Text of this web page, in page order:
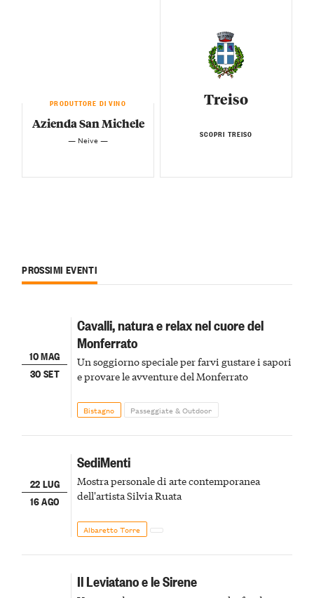
PRODUTTORE DI VINO
Azienda San Michele
— Neive —
Treiso
SCOPRI TREISO
PROSSIMI EVENTI
10 MAG
30 SET
Cavalli, natura e relax nel cuore del
Monferrato
Un soggiorno speciale per farvi gustare i sapori
e provare le avventure del Monferrato
Bistagno Passeggiate & Outdoor
22 LUG
16 AGO
SediMenti
Mostra personale di arte contemporanea
dell'artista Silvia Ruata
Albaretto Torre
Il Leviatano e le Sirene